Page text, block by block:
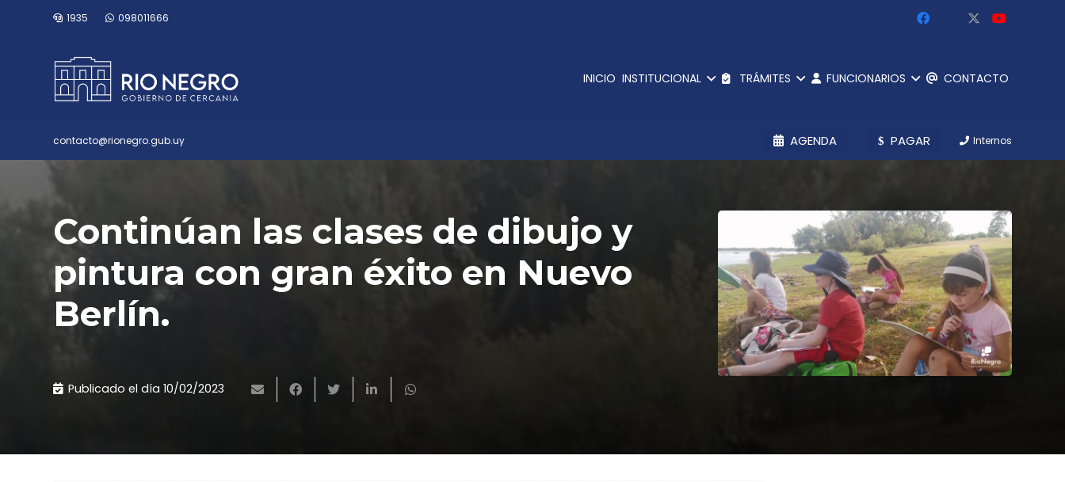
1935 098011666
INICIO INSTITUCIONAL TRÁMITES FUNCIONARIOS CONTACTO
contacto@rionegro.gub.uy AGENDA PAGAR Internos
Continúan las clases de dibujo y
pintura con gran éxito en Nuevo
Berlín.
Publicado el día 10/02/2023